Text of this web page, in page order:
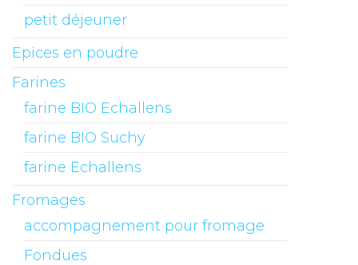
petit déjeuner
Epices en poudre
Farines
farine BIO Echallens
farine BIO Suchy
farine Echallens
Fromages
accompagnement pour fromage
Fondues